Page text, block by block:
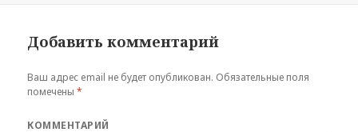
Добавить комментарий
Ваш адрес email не будет опубликован. Обязательные поля
помечены*
КОММЕНТАРИЙ